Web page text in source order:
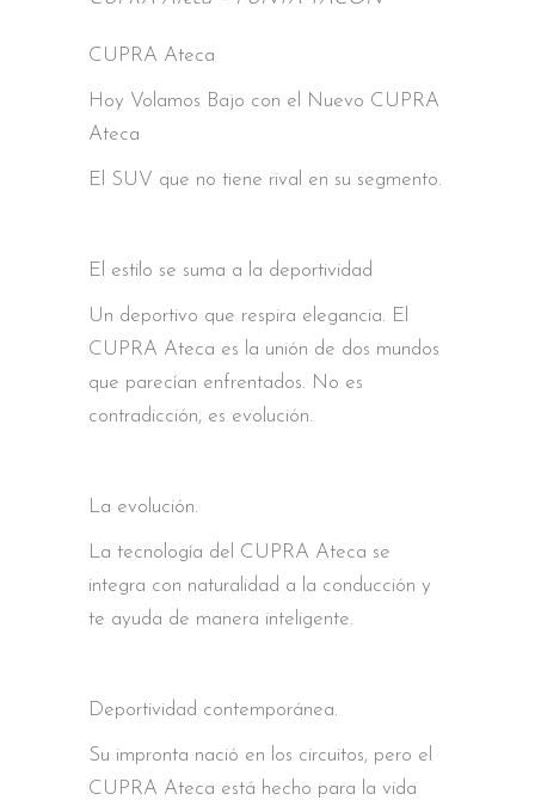
CUPRA Ateca
Hoy Volamos Bajo con el Nuevo CUPRA
Ateca
El SUV que no tiene rival en su segmento.
El estilo se suma a la deportividad
Un deportivo que respira elegancia. El
CUPRA Ateca es la unión de dos mundos
que parecían enfrentados. No es
contradicción, es evolución.
La evolución.
La tecnología del CUPRA Ateca se
integra con naturalidad a la conducción y
te ayuda de manera inteligente.
Deportividad contemporánea.
Su impronta nació en los circuitos, pero el
CUPRA Ateca está hecho para la vida